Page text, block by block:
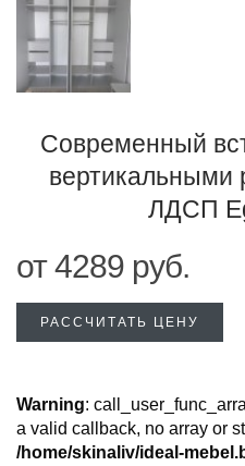
Современный
ЛДСП
от4289 руб.
РАССЧИТАТЬ ЦЕНУ
Warning:
a valid callback, no array or
/home/skinaliv/ideal-